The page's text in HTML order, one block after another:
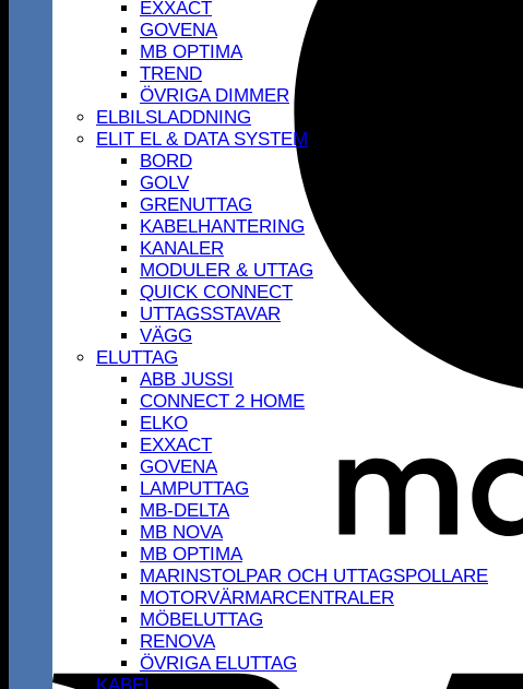
EXXACT
GOVENA
MB OPTIMA
TREND
ÖVRIGA DIMMER
ELBILSLADDNING
ELIT EL & DATA SYSTEM
BORD
GOLV
GRENUTTAG
KABELHANTERING
KANALER
MODULER & UTTAG
QUICK CONNECT
UTTAGSSTAVAR
VÄGG
ELUTTAG
ABB JUSSI
CONNECT 2 HOME
ELKO
EXXACT
GOVENA
LAMPUTTAG
MB-DELTA
MB NOVA
MB OPTIMA
MARINSTOLPAR OCH UTTAGSPOLLARE
MOTORVÄRMARCENTRALER
MÖBELUTTAG
RENOVA
ÖVRIGA ELUTTAG